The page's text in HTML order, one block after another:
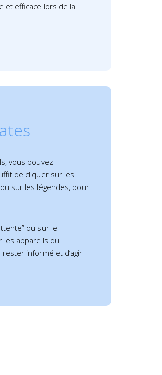
et efficace lors de la
vous pouvez
de cliquer sur les
sur les légendes, pour
ou sur le
les appareils qui
informé et d’agir